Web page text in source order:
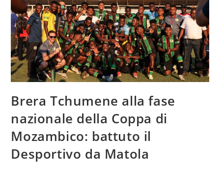
Brera Tchumene alla fase
nazionale della Coppa di
Mozambico: battuto il
Desportivo da Matola